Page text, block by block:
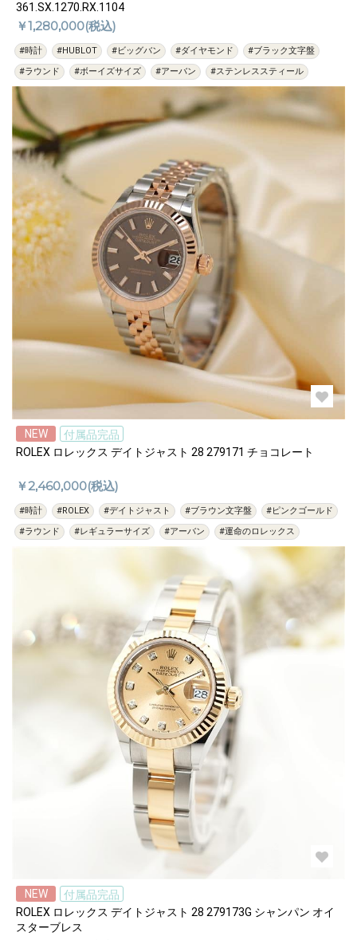
361.SX.1270.RX.1104
￥1,280,000(税込)
#時計 #HUBLOT #ビッグバン #ダイヤモンド
#ブラック文字盤
#ラウンド
#ボーイズサイズ #アーバン #ステンレススティール
NEW
付属品完品
ROLEX ロレックス デイトジャスト 28 279171 チョコレート
￥2,460,000(税込)
#時計 #ROLEX #デイトジャスト #ブラウン文字盤
#ピンクゴールド
#ラウンド
#レギュラーサイズ #アーバン #運命のロレックス
NEW
付属品完品
ROLEX ロレックス デイトジャスト 28 279173G シャンパン オイ
スターブレス